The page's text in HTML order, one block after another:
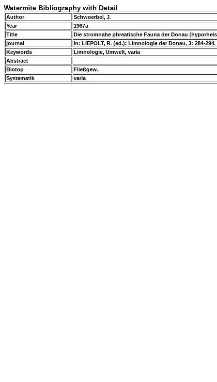
Watermite Bibliography with Detail
Author
Schwoerbel, J.
Year
1967a
Title
Die stromnahe phreatische Fauna der Donau
journal
in: LIEPOLT, R. (ed.): Limnologie der Donau, 3: 284-294.
Keywords
Limnologie, Umwelt, varia
Abstract
Biotop
Fließgew.
Systematik
varia